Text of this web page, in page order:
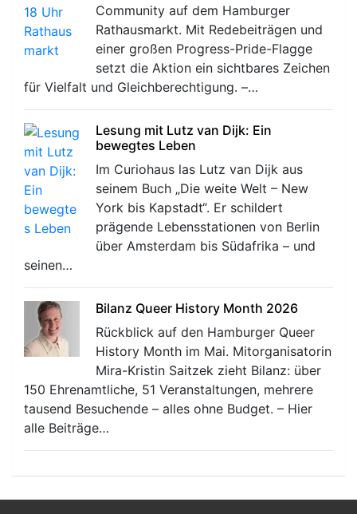
Community auf dem Hamburger
Rathausmarkt. Mit Redebeiträgen und
einer großen Progress-Pride-Flagge
setzt die Aktion ein sichtbares Zeichen
für Vielfalt und Gleichberechtigung. –…
Lesung mit Lutz van Dijk: Ein
bewegtes Leben
Im Curiohaus las Lutz van Dijk aus
seinem Buch „Die weite Welt – New
York bis Kapstadt“. Er schildert
prägende Lebensstationen von Berlin
über Amsterdam bis Südafrika – und
seinen…
Bilanz Queer History Month 2026
Rückblick auf den Hamburger Queer
History Month im Mai. Mitorganisatorin
Mira-Kristin Saitzek zieht Bilanz: über
150 Ehrenamtliche, 51 Veranstaltungen, mehrere
tausend Besuchende – alles ohne Budget. – Hier
alle Beiträge…